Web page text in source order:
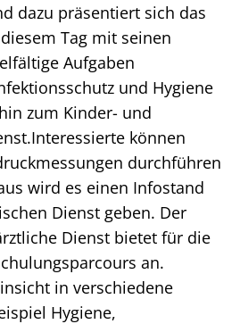
dazu präsentiert sich das
Tag mit seinen
Aufgaben
und Hygiene
zum Kinder- und
können
durchführen
wird es einen Infostand
Dienst geben. Der
Dienst bietet für die
an.
in verschiedene
Hygiene,